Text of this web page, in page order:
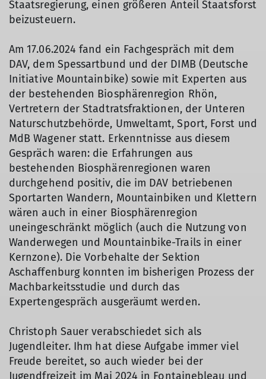
Staatsregierung, einen größeren Anteil Staatsforst
beizusteuern.
Am 17.06.2024 fand ein Fachgespräch mit dem
DAV, dem Spessartbund und der DIMB (Deutsche
Initiative Mountainbike) sowie mit Experten aus
der bestehenden Biosphärenregion Rhön,
Vertretern der Stadtratsfraktionen, der Unteren
Naturschutzbehörde, Umweltamt, Sport, Forst und
MdB Wagener statt. Erkenntnisse aus diesem
Gespräch waren: die Erfahrungen aus
bestehenden Biosphärenregionen waren
durchgehend positiv, die im DAV betriebenen
Sportarten Wandern, Mountainbiken und Klettern
wären auch in einer Biosphärenregion
uneingeschränkt möglich (auch die Nutzung von
Wanderwegen und Mountainbike-Trails in einer
Kernzone). Die Vorbehalte der Sektion
Aschaffenburg konnten im bisherigen Prozess der
Machbarkeitsstudie und durch das
Expertengespräch ausgeräumt werden.
Christoph Sauer verabschiedet sich als
Jugendleiter. Ihm hat diese Aufgabe immer viel
Freude bereitet, so auch wieder bei der
Jugendfreizeit im Mai 2024 in Fontainebleau und